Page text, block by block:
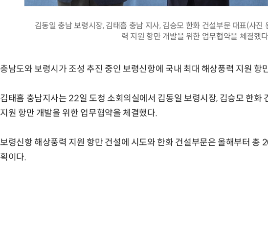
김동일 충남 보령시장, 김태흠 충남 지사, 김승모 한화 건설부문 대표(사진
력 지원 항만 개발을 위한 업무협약을 체결했
충남도와 보령시가 조성 추진 중인 보령신항에 국내 최대 해상풍력 지원 항
김태흠 충남지사는 22일 도청 소회의실에서 김동일 보령시장, 김승모 한화
지원 항만 개발을 위한 업무협약을 체결했다.
보령신항 해상풍력 지원 항만 건설에 시도와 한화 건설부문은 올해부터 총
획이다.